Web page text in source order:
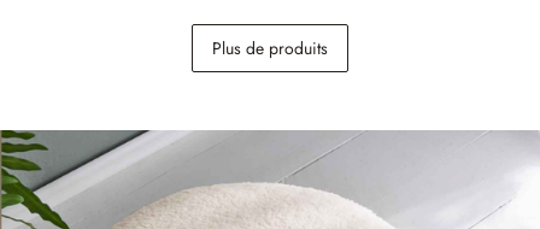
128,00 €
Plus de produits